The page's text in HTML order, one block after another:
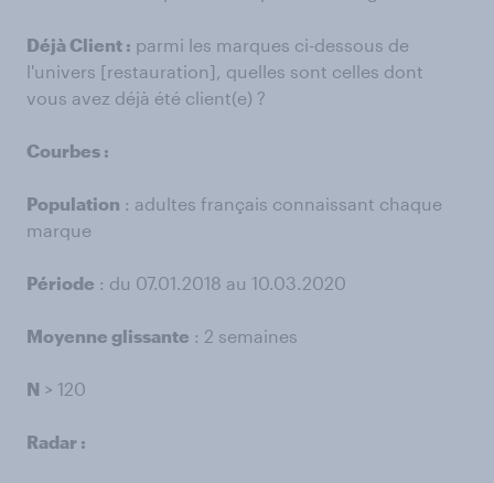
Déjà Client : parmi les marques ci-dessous de
l'univers [restauration], quelles sont celles dont
vous avez déjà été client(e) ?
Courbes :
Population : adultes français connaissant chaque
marque
Période : du 07.01.2018 au 10.03.2020
Moyenne glissante : 2 semaines
N > 120
Radar :